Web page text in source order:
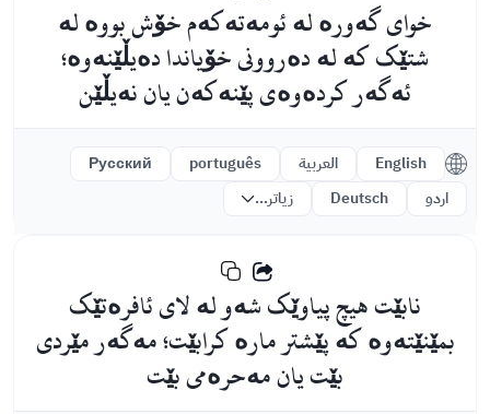
خواى گەورە لە ئومەتەکەم خۆش بووە لە
شتێک کە لە دەروونی خۆیاندا دەیڵێنەوە؛
ئەگەر کردەوەى پێنەکەن یان نەیڵێن
English العربية português
Русский
اردو
Deutsch زیاتر...
نابێت هیچ پیاوێک شەو لە لای ئافرەتێک
بمێنێتەوە کە پێشتر مارە کرابێت؛ مەگەر مێردی
بێت یان مەحرەمی بێت